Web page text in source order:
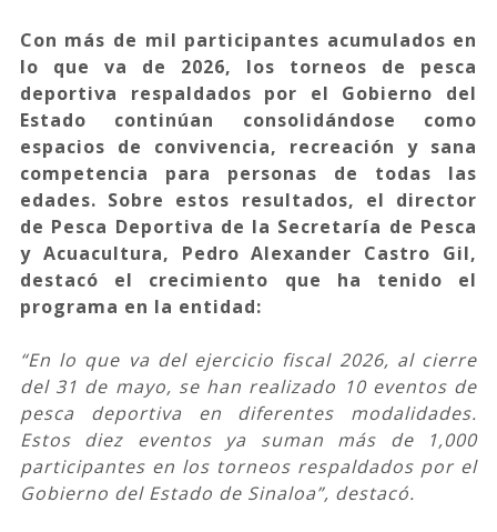
Con más de mil participantes acumulados en
lo que va de 2026, los torneos de pesca
deportiva respaldados por el Gobierno del
Estado continúan consolidándose como
espacios de convivencia, recreación y sana
competencia para personas de todas las
edades. Sobre estos resultados, el director
de Pesca Deportiva de la Secretaría de Pesca
y Acuacultura, Pedro Alexander Castro Gil,
destacó el crecimiento que ha tenido el
programa en la entidad:
“En lo que va del ejercicio fiscal 2026, al cierre
del 31 de mayo, se han realizado 10 eventos de
pesca deportiva en diferentes modalidades.
Estos diez eventos ya suman más de 1,000
participantes en los torneos respaldados por el
Gobierno del Estado de Sinaloa”, destacó.